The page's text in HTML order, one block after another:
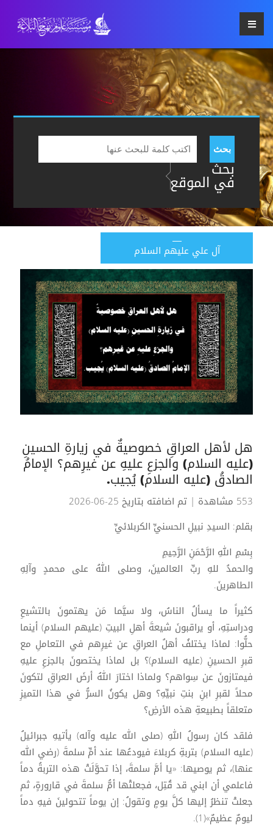
بحث
بحث
في الموقع
آل علي عليهم السلام
هل لأهل العراقِ خصوصيةٌ في زيارةِ الحسينِ
(عليه السلام) والجزعِ عليهِ عن غيرِهم؟ الإمامُ
الصادقُ (عليه السلام) يُجيب.
553 مشاهدة
| تم اضافته بتاريخ 25-06-2026
بقلم: السيدِ نبيلِ الحسنيِّ الكربلائيِّ
بِسْمِ اللهِ الرَّحْمَنِ الرَّحِيمِ
والحمدُ للهِ ربِّ العالمينَ، وصلى اللهُ على محمدٍ وآلِهِ
الطاهرينَ.
كثيراً ما يسألُ الناسُ، ولا سيَّما مَن يهتمونَ بالتشيعِ
ودراستِهِ، أو يراقبونَ شيعةَ أهلِ البيتِ (عليهم السلام) أينما
حلُّوا: لماذا يختلفُ أهلُ العراقِ عن غيرِهم في التعاملِ مع
قبرِ الحسينِ (عليه السلام)؟ بل لماذا يختصونَ بالجزعِ عليهِ
فيمتازونَ عن سِواهم؟ ولماذا اختارَ اللهُ أرضَ العراقِ لتكونَ
محلاً لقبرِ ابنِ بنتِ نبيِّهِ؟ وهل يكونُ السرُّ في هذا التميزِ
متعلقاً بطبيعةِ هذه الأرضِ؟
فلقد كان رسولُ اللهِ (صلى الله عليه وآله) يأتيهِ جبرائيلُ
(عليه السلام) بتربةِ كربلاءَ فيودعُها عند أمِّ سلمةَ (رضي الله
عنها)، ثم يوصيها: «يا أمَّ سلمةَ، إذا تحوَّلَتْ هذه التربةُ دماً
فاعلمي أن ابني قد قُتِل، فجعلتْها أمُّ سلمةَ في قارورةٍ، ثم
جعلتْ تنظرُ إليها كلَّ يومٍ وتقولُ: إن يوماً تتحولينَ فيهِ دماً
ليومٌ عظيمٌ»(1).